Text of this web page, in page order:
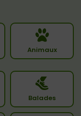
Animaux
Balades